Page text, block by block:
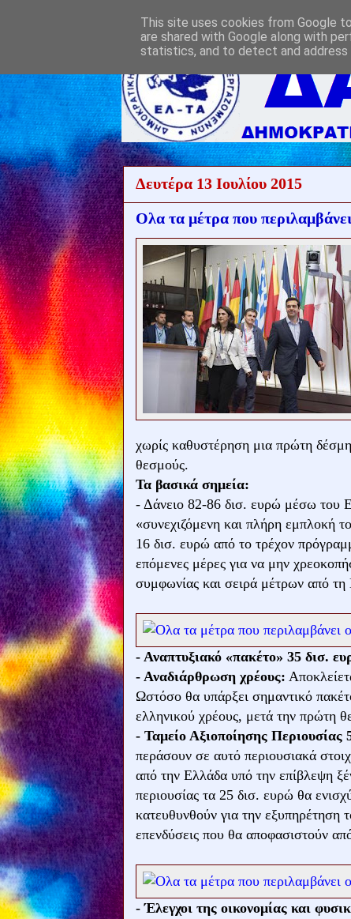
Δευτέρα 13 Ιουλίου 2015
Ολα τα μέτρα που
χωρίς καθυστέρηση μια πρώτη
θεσμούς.
Τα βασικά σημεία:
- Δάνειο 82-86 δισ. ευρώ μέσω του
«συνεχιζόμενη και πλήρη εμπλοκή
16 δισ. ευρώ από το τρέχον
επόμενες μέρες για να μην
συμφωνίας και σειρά μέτρων από
- Αναπτυξιακό «πακέτο» 35 δισ.
- Αναδιάρθρωση χρέους:
Ωστόσο θα υπάρξει σημαντικό
ελληνικού χρέους, μετά την πρώτη
- Ταμείο Αξιοποίησης Περιουσίας
περάσουν σε αυτό περιουσιακά
από την Ελλάδα υπό την επίβλεψη
περιουσίας τα 25 δισ. ευρώ θα
κατευθυνθούν για την εξυπηρέτηση
επενδύσεις που θα αποφασιστούν
- Έλεγχοι της οικονομίας και
This site uses cookies from Google
are shared with Google along with
statistics, and to detect and address